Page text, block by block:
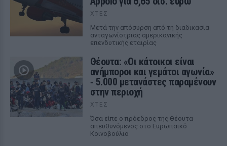
ΧΤΕΣ
Μετά την απόσυρση από τη διαδικασία
ανταγωνίστριας αμερικανικής
επενδυτικής εταιρίας
Θέουτα: «Οι κάτοικοι είναι
ανήμποροι και γεμάτοι αγωνία»
‑ 5.000 μετανάστες παραμένουν
στην περιοχή
ΧΤΕΣ
Όσα είπε ο πρόεδρος της Θέουτα
απευθυνόμενος στο Ευρωπαϊκό
Κοινοβούλιο